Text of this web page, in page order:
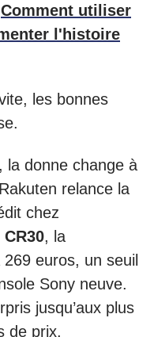
Comment utiliser
l'histoire
les bonnes
la donne change à
relance la
chez
CR30, la
euros, un seuil
Sony neuve.
jusqu’aux plus
de prix.